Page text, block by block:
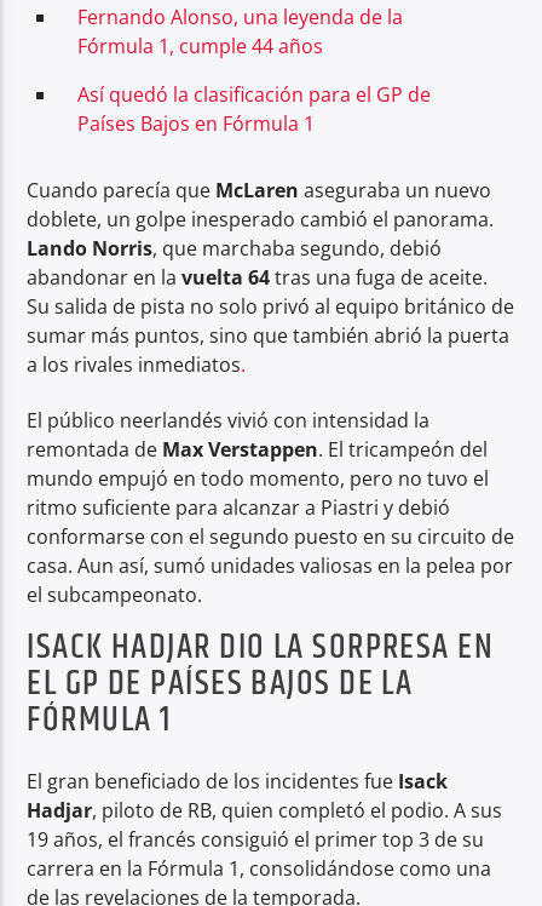
Fernando Alonso, una leyenda de la
Fórmula 1, cumple 44 años
Así quedó la clasificación para el GP de
Países Bajos en Fórmula 1
Cuando parecía que McLaren aseguraba un nuevo
doblete, un golpe inesperado cambió el panorama.
Lando Norris, que marchaba segundo, debió
abandonar en lavuelta 64tras una fuga de aceite.
Su salida de pista no solo privó al equipo británico de
sumar más puntos, sino que también abrió la puerta
a los rivales inmediatos.
El público neerlandés vivió con intensidad la
remontada de Max Verstappen. El tricampeón del
mundo empujó en todo momento, pero no tuvo el
ritmo suficiente para alcanzar a Piastri y debió
conformarse con el segundo puesto en su circuito de
casa. Aun así, sumó unidades valiosas en la pelea por
el subcampeonato.
ISACK HADJAR DIO LA SORPRESA EN
EL GP DE PAÍSES BAJOS DE LA
FÓRMULA 1
El gran beneficiado de los incidentes fue Isack
Hadjar, piloto de RB, quien completó el podio. A sus
19 años, el francés consiguió el primer top 3 de su
carrera en la Fórmula 1, consolidándose como una
de las revelaciones de la temporada.